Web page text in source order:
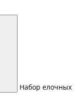
Набор елочных